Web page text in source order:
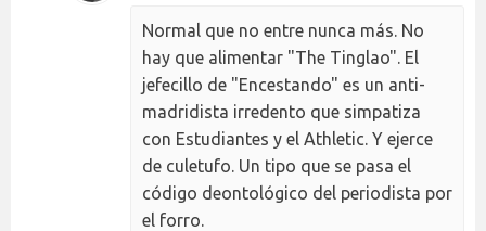
Normal que no entre nunca más. No
hay que alimentar "The Tinglao". El
jefecillo de "Encestando" es un anti-
madridista irredento que simpatiza
con Estudiantes y el Athletic. Y ejerce
de culetufo. Un tipo que se pasa el
código deontológico del periodista por
el forro.